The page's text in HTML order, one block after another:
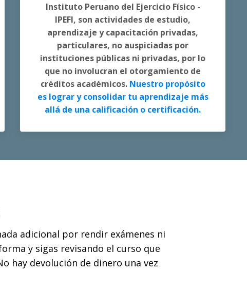
Instituto Peruano del Ejercicio Físico -
IPEFI, son actividades de estudio,
aprendizaje y capacitación privadas,
particulares, no auspiciadas por
instituciones públicas ni privadas, por lo
que no involucran el otorgamiento de
créditos académicos. Nuestro propósito
es lograr y consolidar tu aprendizaje más
allá de una calificación o certificación.
adicional por rendir exámenes ni
y sigas revisando el curso que
hay devolución de dinero una vez